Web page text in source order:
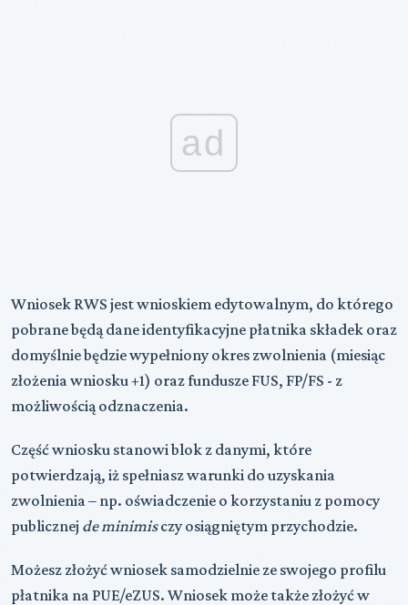
ad
Wniosek RWS jest wnioskiem edytowalnym, do którego
pobrane będą dane identyfikacyjne płatnika składek oraz
domyślnie będzie wypełniony okres zwolnienia (miesiąc
złożenia wniosku +1) oraz fundusze FUS, FP/FS - z
możliwością odznaczenia.
Część wniosku stanowi blok z danymi, które
potwierdzają, iż spełniasz warunki do uzyskania
zwolnienia – np. oświadczenie o korzystaniu z pomocy
publicznej de minimisczy osiągniętym przychodzie.
Możesz złożyć wniosek samodzielnie ze swojego profilu
płatnika na PUE/eZUS. Wniosek może także złożyć w